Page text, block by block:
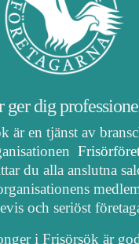
ger dig
är en tjänst av
du alla anslutna
och seriöst
i Frisörsök är